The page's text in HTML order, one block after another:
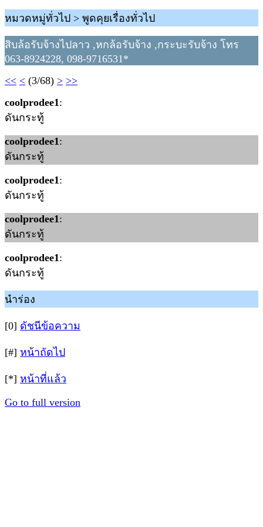
หมวดหมู่ทั่วไป > พูดคุยเรื่องทั่วไป
สิบล้อรับจ้างไปลาว ,หกล้อรับจ้าง ,กระบะรับจ้าง โทร
063-8924228, 098-9716531*
<< < (3/68) > >>
coolprodee1:
ดันกระทู้
coolprodee1:
ดันกระทู้
coolprodee1:
ดันกระทู้
coolprodee1:
ดันกระทู้
coolprodee1:
ดันกระทู้
นำร่อง
[0] ดัชนีข้อความ
[#] หน้าถัดไป
[*] หน้าที่แล้ว
Go to full version